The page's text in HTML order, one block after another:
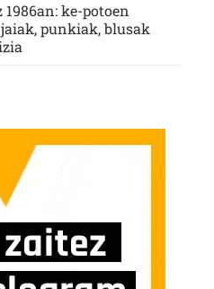
1986an: ke-potoen
punkiak, blusak